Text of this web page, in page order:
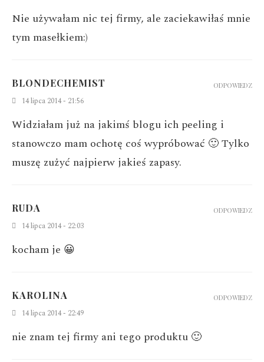
Nie używałam nic tej firmy, ale zaciekawiłaś mnie
tym masełkiem:)
BLONDECHEMIST
14 lipca 2014 - 21:56
Widziałam już na jakimś blogu ich peeling i
stanowczo mam ochotę coś wypróbować 🙂 Tylko
muszę zużyć najpierw jakieś zapasy.
ODPOWIEDZ
RUDA
14 lipca 2014 - 22:03
kocham je 😀
ODPOWIEDZ
KAROLINA
14 lipca 2014 - 22:49
nie znam tej firmy ani tego produktu 🙂
ODPOWIEDZ